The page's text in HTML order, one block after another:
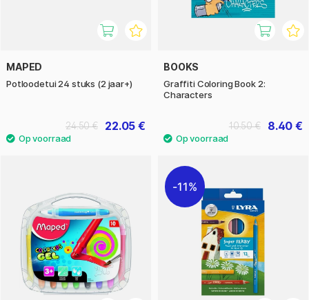
MAPED
Potloodetui 24 stuks (2 jaar+)
22.05 €
24.50 €
BOOKS
Graffiti Coloring Book 2:
Characters
8.40 €
10.50 €
11%